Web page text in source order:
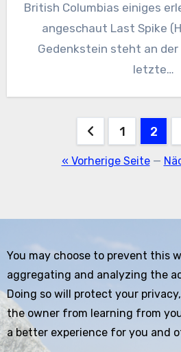
British Columbias einiges
angeschaut Last Spike
Gedenkstein steht an der
letzte…
1 2
« Vorherige Seite—
You may choose to prevent this
aggregating and analyzing the
Doing so will protect your
the owner from learning from
a better experience for you and